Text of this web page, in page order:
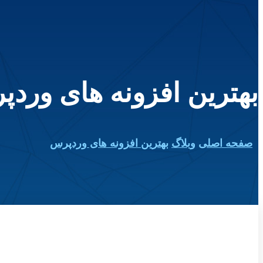
بهترین افزونه های
صفحه اصلی وبلاگ بهترین افزونه های وردپرس